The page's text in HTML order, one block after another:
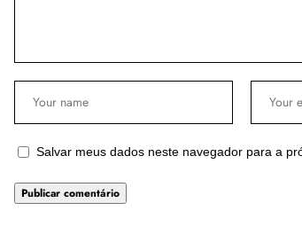
Salvar meus dados neste navegador para a